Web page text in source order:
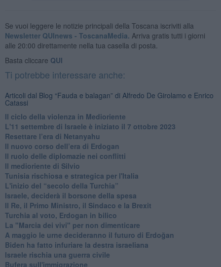
Se vuoi leggere le notizie principali della Toscana iscriviti alla
Newsletter QUInews - ToscanaMedia. Arriva gratis tutti i giorni
alle 20:00 direttamente nella tua casella di posta.
Basta cliccare QUI
Ti potrebbe interessare anche:
Articoli dal Blog “Fauda e balagan” di Alfredo De Girolamo e Enrico
Catassi
Il ciclo della violenza in Medioriente
L'11 settembre di Israele è iniziato il 7 ottobre 2023
Resettare l’era di Netanyahu
​Il nuovo corso dell’era di Erdogan
Il ruolo delle diplomazie nei conflitti
Il medioriente di Silvio
Tunisia rischiosa e strategica per l'Italia
L'inizio del “secolo della Turchia”
Israele, deciderà il borsone della spesa
Il Re, il Primo Ministro, il Sindaco e la Brexit
Turchia al voto, Erdogan in bilico
La "Marcia dei vivi" per non dimenticare
A maggio le urne decideranno il futuro di Erdoğan
Biden ha fatto infuriare la destra israeliana
Israele rischia una guerra civile
Bufera sull'immigrazione